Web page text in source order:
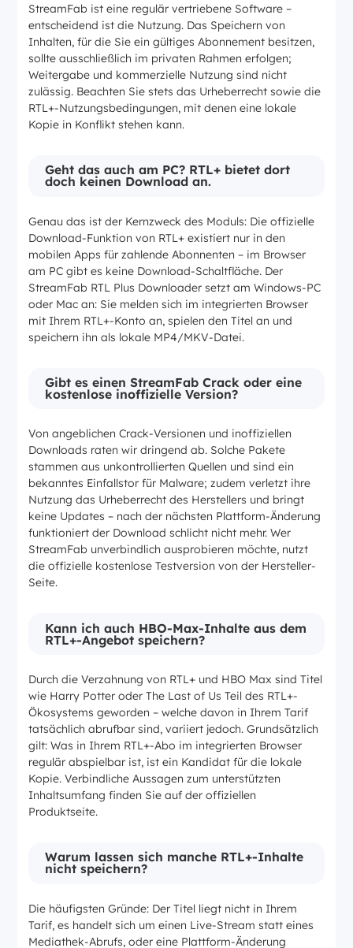
StreamFab ist eine regulär vertriebene Software –
entscheidend ist die Nutzung. Das Speichern von
Inhalten, für die Sie ein gültiges Abonnement besitzen,
sollte ausschließlich im privaten Rahmen erfolgen;
Weitergabe und kommerzielle Nutzung sind nicht
zulässig. Beachten Sie stets das Urheberrecht sowie die
RTL+-Nutzungsbedingungen, mit denen eine lokale
Kopie in Konflikt stehen kann.
Geht das auch am PC? RTL+ bietet dort
doch keinen Download an.
Genau das ist der Kernzweck des Moduls: Die offizielle
Download-Funktion von RTL+ existiert nur in den
mobilen Apps für zahlende Abonnenten – im Browser
am PC gibt es keine Download-Schaltfläche. Der
StreamFab RTL Plus Downloader setzt am Windows-PC
oder Mac an: Sie melden sich im integrierten Browser
mit Ihrem RTL+-Konto an, spielen den Titel an und
speichern ihn als lokale MP4/MKV-Datei.
Gibt es einen StreamFab Crack oder eine
kostenlose inoffizielle Version?
Von angeblichen Crack-Versionen und inoffiziellen
Downloads raten wir dringend ab. Solche Pakete
stammen aus unkontrollierten Quellen und sind ein
bekanntes Einfallstor für Malware; zudem verletzt ihre
Nutzung das Urheberrecht des Herstellers und bringt
keine Updates – nach der nächsten Plattform-Änderung
funktioniert der Download schlicht nicht mehr. Wer
StreamFab unverbindlich ausprobieren möchte, nutzt
die offizielle kostenlose Testversion von der Hersteller-
Seite.
Kann ich auch HBO-Max-Inhalte aus dem
RTL+-Angebot speichern?
Durch die Verzahnung von RTL+ und HBO Max sind Titel
wie Harry Potter oder The Last of Us Teil des RTL+-
Ökosystems geworden – welche davon in Ihrem Tarif
tatsächlich abrufbar sind, variiert jedoch. Grundsätzlich
gilt: Was in Ihrem RTL+-Abo im integrierten Browser
regulär abspielbar ist, ist ein Kandidat für die lokale
Kopie. Verbindliche Aussagen zum unterstützten
Inhaltsumfang finden Sie auf der offiziellen
Produktseite.
Warum lassen sich manche RTL+-Inhalte
nicht speichern?
Die häufigsten Gründe: Der Titel liegt nicht in Ihrem
Tarif, es handelt sich um einen Live-Stream statt eines
Mediathek-Abrufs, oder eine Plattform-Änderung